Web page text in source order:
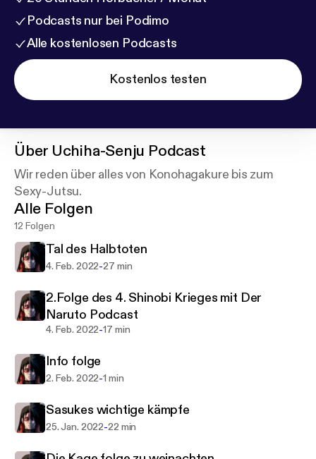
Podcasts nur bei Podimo
Alle kostenlosen Podcasts
Kostenlos testen
Über Uchiha-Senju Podcast
Wir reden über alles von Konohagakure bis zum
Sexy-Jutsu.
Alle Folgen
12 Folgen
Tal des Halbtoten
4. Feb. 2022-27 min
2.Folge des 4. Shinobi Krieges mit Der
Naruto Podcast
4. Feb. 2022-17 min
Info folge
2. Feb. 2022-1 min
Sasukes wichtige kämpfe
25. Jan. 2022-22 min